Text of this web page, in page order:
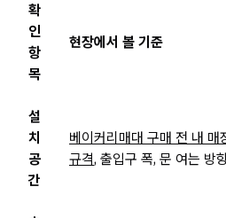
확
인
항
목
현장에서 볼 기준
설
치
공
간
베이커리매대 구매 전 내 매
규격, 출입구 폭, 문 여는 방